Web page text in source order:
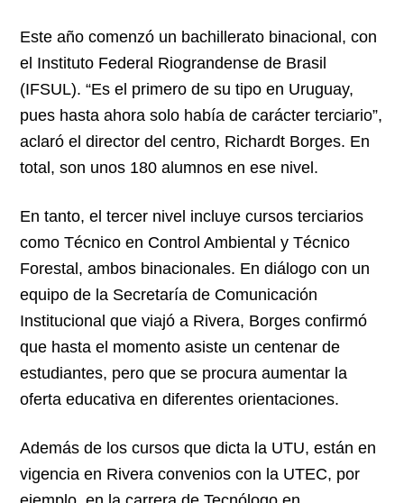
Este año comenzó un bachillerato binacional, con
el Instituto Federal Riograndense de Brasil
(IFSUL). “Es el primero de su tipo en Uruguay,
pues hasta ahora solo había de carácter terciario”,
aclaró el director del centro, Richardt Borges. En
total, son unos 180 alumnos en ese nivel.
En tanto, el tercer nivel incluye cursos terciarios
como Técnico en Control Ambiental y Técnico
Forestal, ambos binacionales. En diálogo con un
equipo de la Secretaría de Comunicación
Institucional que viajó a Rivera, Borges confirmó
que hasta el momento asiste un centenar de
estudiantes, pero que se procura aumentar la
oferta educativa en diferentes orientaciones.
Además de los cursos que dicta la UTU, están en
vigencia en Rivera convenios con la UTEC, por